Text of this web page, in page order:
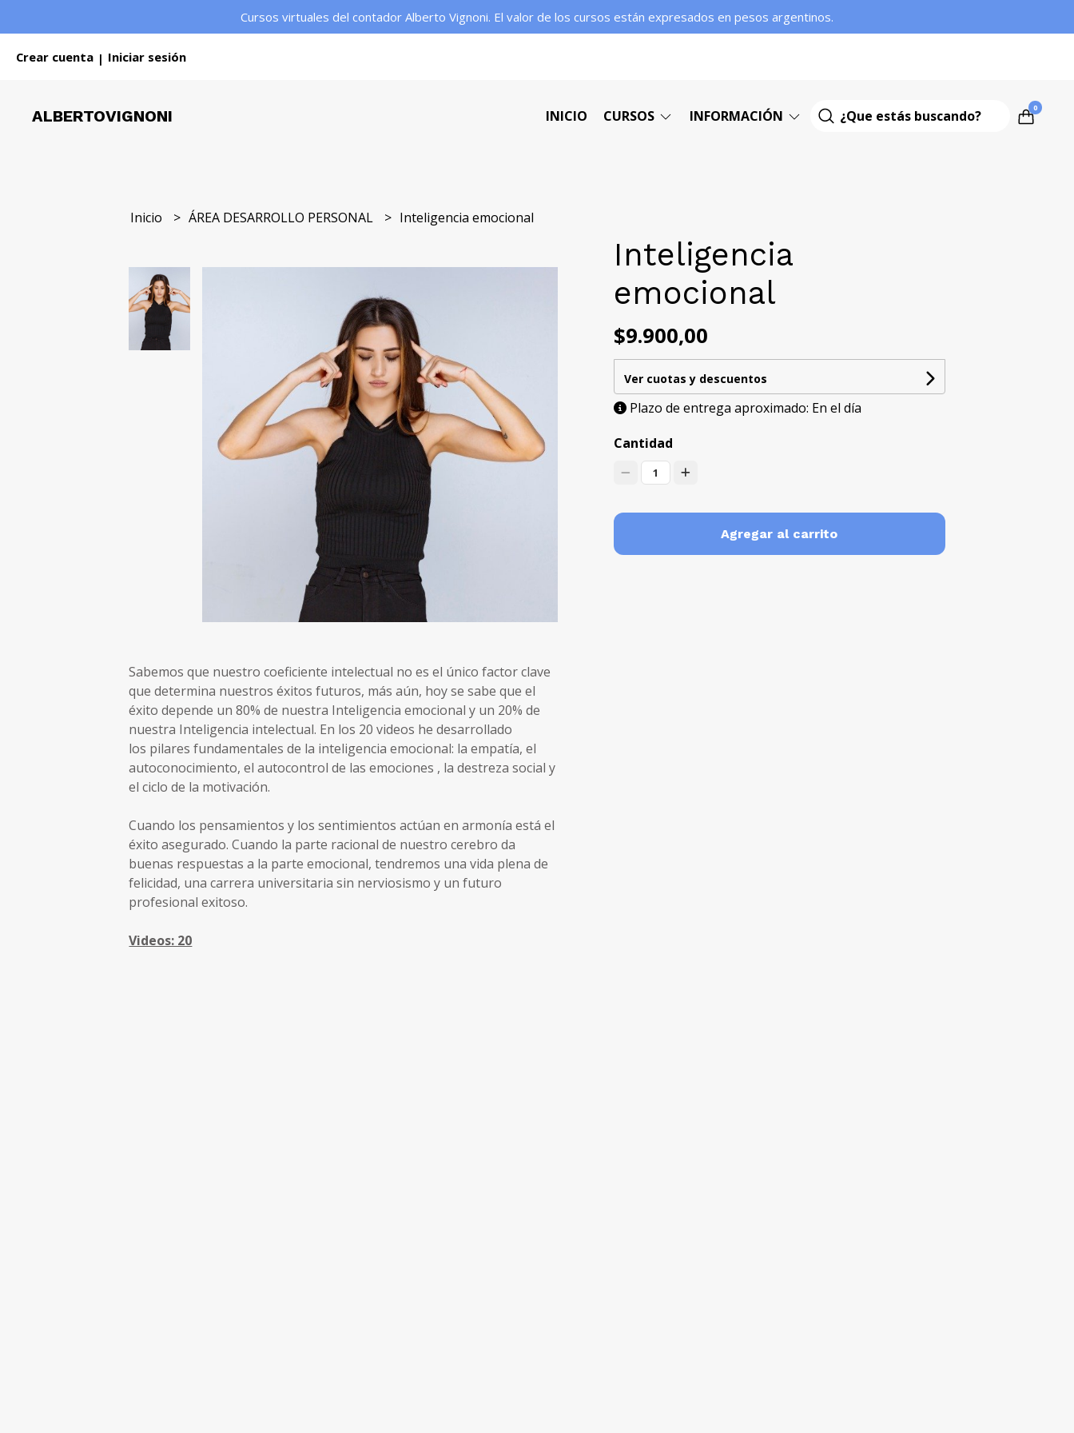
Cursos virtuales del contador Alberto Vignoni. El valor de los cursos están expresados en pesos argentinos.
Crear cuenta | Iniciar sesión
ALBERTOVIGNONI INICIO CURSOS INFORMACIÓN 0
Inicio ÁREA DESARROLLO PERSONAL Inteligencia emocional
Sabemos que nuestro coeficiente intelectual no es el único factor clave
que determina nuestros éxitos futuros, más aún, hoy se sabe que el
éxito depende un 80% de nuestra Inteligencia emocional y un 20% de
nuestra Inteligencia intelectual. En los 20 videos he desarrollado
los pilares fundamentales de la inteligencia emocional: la empatía, el
autoconocimiento, el autocontrol de las emociones , la destreza social y
el ciclo de la motivación.
Cuando los pensamientos y los sentimientos actúan en armonía está el
éxito asegurado. Cuando la parte racional de nuestro cerebro da
buenas respuestas a la parte emocional, tendremos una vida plena de
felicidad, una carrera universitaria sin nerviosismo y un futuro
profesional exitoso.
Videos: 20
Inteligencia
emocional
$9.900,00
Ver cuotas y descuentos
Plazo de entrega aproximado: En el día
Cantidad
1
Agregar al carrito